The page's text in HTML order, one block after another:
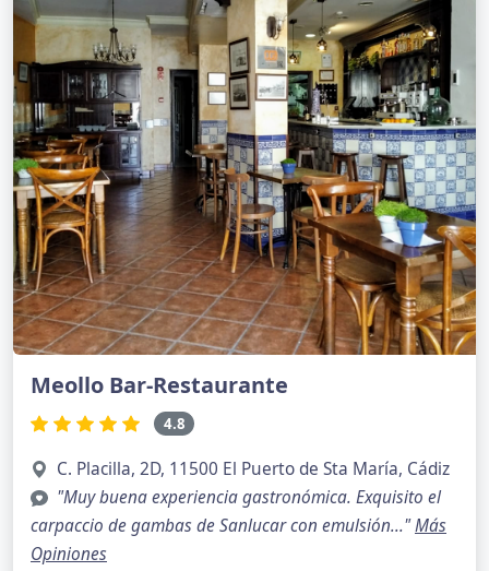
Meollo Bar-Restaurante
4.8
C. Placilla, 2D, 11500 El Puerto de Sta María, Cádiz
"Muy buena experiencia gastronómica. Exquisito el
carpaccio de gambas de Sanlucar con emulsión..."Más
Opiniones